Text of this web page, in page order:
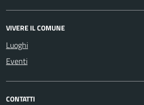
VIVERE IL COMUNE
Luoghi
Eventi
CONTATTI